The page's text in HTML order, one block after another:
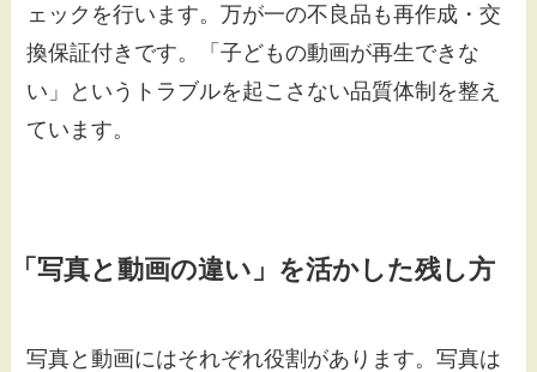
ェックを行います。万が一の不良品も再作成・交
換保証付きです。「子どもの動画が再生できな
い」というトラブルを起こさない品質体制を整え
ています。
「写真と動画の違い」を活かした残し方
写真と動画にはそれぞれ役割があります。写真は